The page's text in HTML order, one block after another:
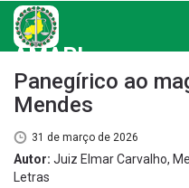
AMAPI
Panegírico ao
Mendes
31 de março de 2026
Autor: Juiz Elmar Carvalho,
Letras